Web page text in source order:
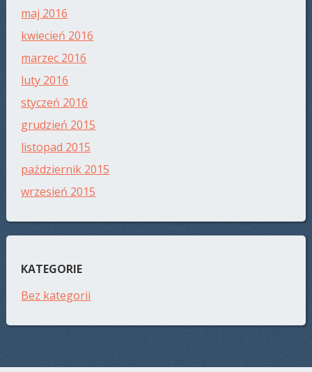
maj 2016
kwiecień 2016
marzec 2016
luty 2016
styczeń 2016
grudzień 2015
listopad 2015
październik 2015
wrzesień 2015
KATEGORIE
Bez kategorii